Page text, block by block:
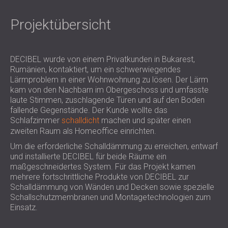
HALLEN
SCHALLDÄMMUNG UND
EINZELHANDELSFLÄCHEN
SCHALLSCHUTZ UND AKUSTIK FÜR
BILDUNGSEINRICHTUNGEN
SCHALLSCHUTZ UND AKUSTIK FÜR
GESUNDHEITSEINRICHTUNGE
SCHALLSCHUTZ UND
AUDIOLOGIEBEREICH
SCHALLDÄMMUNG UND
AKUSTIKLÖSUNGEN FÜR
RECHENZENTREN
FINLAND (FI)
SOUTH AFRICA (ZA)
Projektübersicht
DECIBEL wurde von einem Privatkunden in Bukarest,
Rumänien, kontaktiert, um ein schwerwiegendes
Lärmproblem in einer Wohnwohnung zu lösen. Der Lärm
kam von den Nachbarn im Obergeschoss und umfasste
laute Stimmen, zuschlagende Türen und auf den Boden
fallende Gegenstände. Der Kunde wollte das
Schlafzimmer schalldicht machen und später einen
zweiten Raum als Homeoffice einrichten.
Um die erforderliche Schalldämmung zu erreichen, entwarf
und installierte DECIBEL für beide Räume ein
maßgeschneidertes System. Für das Projekt kamen
mehrere fortschrittliche Produkte von DECIBEL zur
Schalldämmung von Wänden und Decken sowie spezielle
Schallschutzmembranen und Montagetechnologien zum
Einsatz.